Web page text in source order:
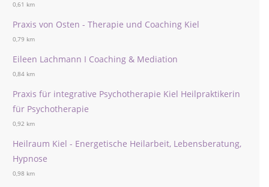
0,61 km
Praxis von Osten - Therapie und Coaching Kiel
0,79 km
Eileen Lachmann I Coaching & Mediation
0,84 km
Praxis für integrative Psychotherapie Kiel Heilpraktikerin
für Psychotherapie
0,92 km
Heilraum Kiel - Energetische Heilarbeit, Lebensberatung,
Hypnose
0,98 km